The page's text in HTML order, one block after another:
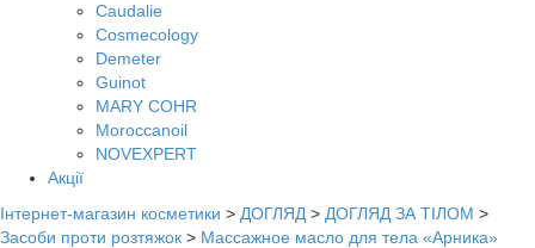
Caudalie
Cosmecology
Demeter
Guinot
MARY COHR
Moroccanoil
NOVEXPERT
Акції
Інтернет-магазин косметики > ДОГЛЯД > ДОГЛЯД ЗА ТІЛОМ >
Засоби проти розтяжок > Массажное масло для тела «Арника»